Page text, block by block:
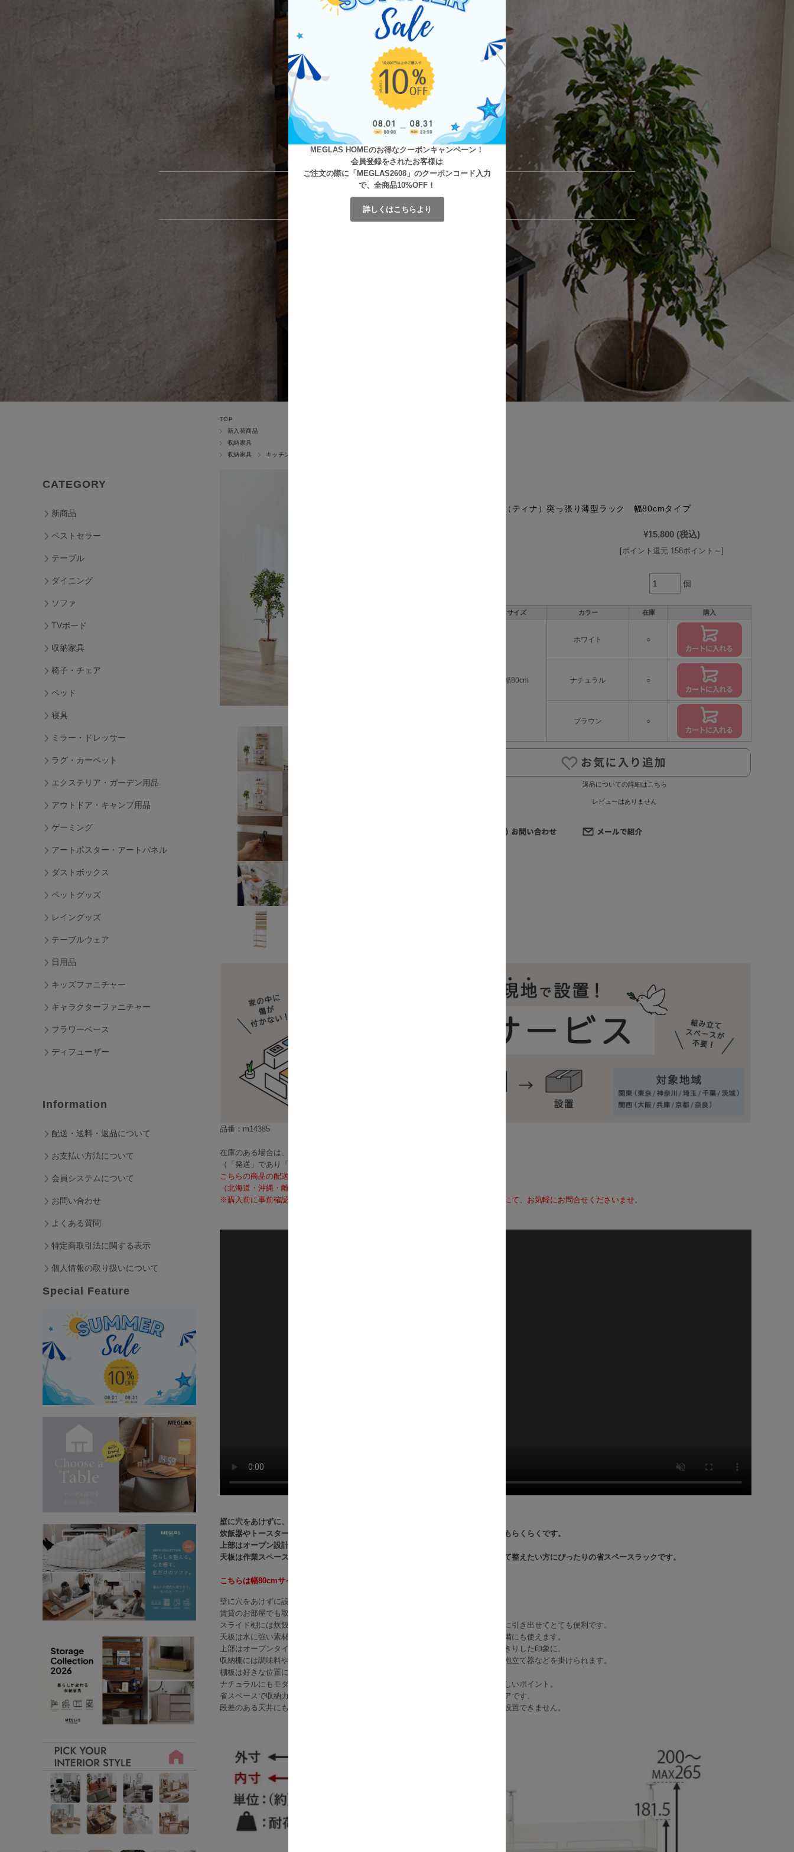
MEGLAS HOMEのお得なクーポンキャンペーン！
会員登録をされたお客様は
ご注文の際に「MEGLAS2608」のクーポンコード入力
で、全商品10%OFF！
詳しくはこちらより
TOP
新入荷商品
収納家具
収納家具
キッチン収納
Tina（ティナ）突っ張り薄型ラック 幅80cmタイプ
¥15,800 (税込)
[ポイント還元 158ポイント～]
個
サイズ カラー 在庫 購入
幅80cm
ホワイト ○
ナチュラル ○
ブラウン ○
返品についての詳細はこちら
レビューはありません
品番：m14385
在庫のある場合は、3～5営業日で発送いたします。
（「発送」であり「お届け」ではございませんのでご注意ください）
こちらの商品の配送料は無料となります。
（北海道・沖縄・離島への配送は、送料別途お見積りとなります）
※購入前に事前確認も可能となりますので、お電話（0120-155-339）またはメールにて、お気軽にお問合せくださいませ。
壁に穴をあけずに、キッチンをすっきり便利に整える突っ張りラック。
炊飯器やトースターを置けるスライド棚付きで、ふたの開け閉めも料理の取り出しもらくらくです。
上部はオープン設計だから圧迫感が出にくく、見た目もすっきり。
天板は作業スペースとしても使えるので、収納家具とキッチンインテリアをまとめて整えたい方にぴったりの省スペースラックです。
こちらは幅80cmサイズの商品ページとなります。
壁に穴をあけずに設置できる、便利な突っ張り式のキッチンラックです。
賃貸のお部屋でも取り入れやすく、キッチン収納を増やしたい時に頼れる一台。
スライド棚には炊飯器やトースターなどの調理家電を置けるので、使う時だけ手前に引き出せてとても便利です。
天板は水に強い素材を使っているため、ちょっとした調理や盛り付け、飲み物の準備にも使えます。
上部はオープンタイプなので、大きなラックでもお部屋が重たく見えにくく、すっきりした印象に。
収納棚には調味料や保存容器、キッチン雑貨を置けて、付属のフックにはおたまや泡立て器などを掛けられます。
棚板は好きな位置に取り付けやすく、よく使う物を手に取りやすく収納できます。
ナチュラルにもモダンにもなじむデザインで、家具としても見栄えが良いのもうれしいポイント。
省スペースで収納力があり、毎日の家事を気持ちよくしてくれるキッチンインテリアです。
段差のある天井にも対応しやすい設計ですが、傾斜天井や大きな段差のある床には設置できません。
CATEGORY
新商品
ベストセラー
テーブル
ダイニング
ソファ
TVボード
収納家具
椅子・チェア
ベッド
寝具
ミラー・ドレッサー
ラグ・カーペット
エクステリア・ガーデン用品
アウトドア・キャンプ用品
ゲーミング
アートポスター・アートパネル
ダストボックス
ペットグッズ
レイングッズ
テーブルウェア
日用品
キッズファニチャー
キャラクターファニチャー
フラワーベース
ディフューザー
Information
配送・送料・返品について
お支払い方法について
会員システムについて
お問い合わせ
よくある質問
特定商取引法に関する表示
個人情報の取り扱いについて
Special Feature